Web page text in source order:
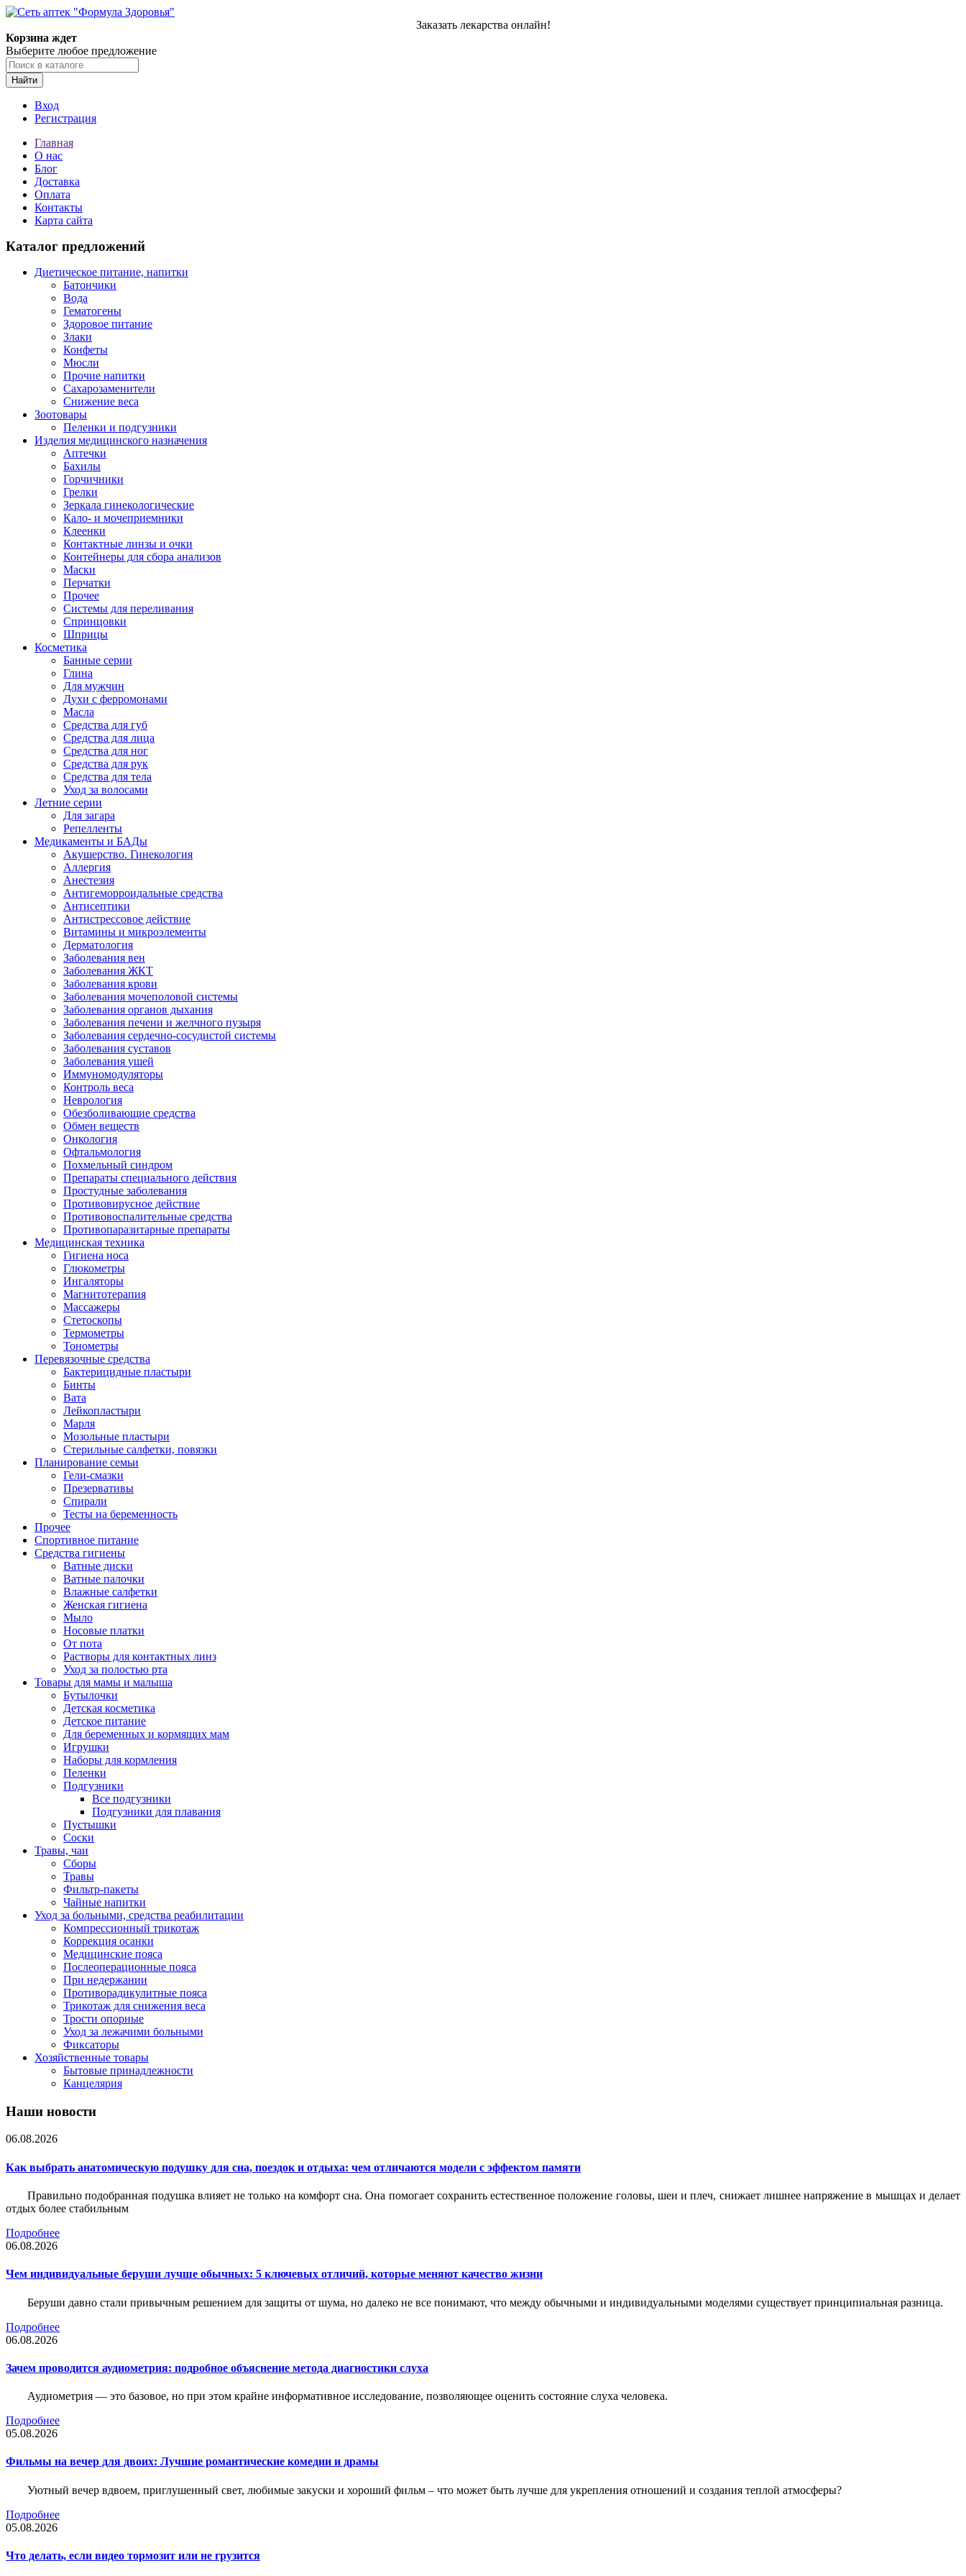
Заказать лекарства онлайн!
Корзина ждет
Выберите любое предложение
Найти
Вход
Регистрация
Главная
О нас
Блог
Доставка
Оплата
Контакты
Карта сайта
Каталог предложений
Диетическое питание, напитки
Батончики
Вода
Гематогены
Здоровое питание
Злаки
Конфеты
Мюсли
Прочие напитки
Сахарозаменители
Снижение веса
Зоотовары
Пеленки и подгузники
Изделия медицинского назначения
Аптечки
Бахилы
Горчичники
Грелки
Зеркала гинекологические
Кало- и мочеприемники
Клеенки
Контактные линзы и очки
Контейнеры для сбора анализов
Маски
Перчатки
Прочее
Системы для переливания
Спринцовки
Шприцы
Косметика
Банные серии
Глина
Для мужчин
Духи с ферромонами
Масла
Средства для губ
Средства для лица
Средства для ног
Средства для рук
Средства для тела
Уход за волосами
Летние серии
Для загара
Репелленты
Медикаменты и БАДы
Акушерство. Гинекология
Аллергия
Анестезия
Антигеморроидальные средства
Антисептики
Антистрессовое действие
Витамины и микроэлементы
Дерматология
Заболевания вен
Заболевания ЖКТ
Заболевания крови
Заболевания мочеполовой системы
Заболевания органов дыхания
Заболевания печени и желчного пузыря
Заболевания сердечно-сосудистой системы
Заболевания суставов
Заболевания ушей
Иммуномодуляторы
Контроль веса
Неврология
Обезболивающие средства
Обмен веществ
Онкология
Офтальмология
Похмельный синдром
Препараты специального действия
Простудные заболевания
Противовирусное действие
Противовоспалительные средства
Противопаразитарные препараты
Медицинская техника
Гигиена носа
Глюкометры
Ингаляторы
Магнитотерапия
Массажеры
Стетоскопы
Термометры
Тонометры
Перевязочные средства
Бактерицидные пластыри
Бинты
Вата
Лейкопластыри
Марля
Мозольные пластыри
Стерильные салфетки, повязки
Планирование семьи
Гели-смазки
Презервативы
Спирали
Тесты на беременность
Прочее
Спортивное питание
Средства гигиены
Ватные диски
Ватные палочки
Влажные салфетки
Женская гигиена
Мыло
Носовые платки
От пота
Растворы для контактных линз
Уход за полостью рта
Товары для мамы и малыша
Бутылочки
Детская косметика
Детское питание
Для беременных и кормящих мам
Игрушки
Наборы для кормления
Пеленки
Подгузники
Все подгузники
Подгузники для плавания
Пустышки
Соски
Травы, чаи
Сборы
Травы
Фильтр-пакеты
Чайные напитки
Уход за больными, средства реабилитации
Компрессионный трикотаж
Коррекция осанки
Медицинские пояса
Послеоперационные пояса
При недержании
Противорадикулитные пояса
Трикотаж для снижения веса
Трости опорные
Уход за лежачими больными
Фиксаторы
Хозяйственные товары
Бытовые принадлежности
Канцелярия
Наши новости
06.08.2026
Как выбрать анатомическую подушку для сна, поездок и отдыха: чем отличаются модели с эффектом памяти
Правильно подобранная подушка влияет не только на комфорт сна. Она помогает сохранить естественное положение головы, шеи и плеч, снижает лишнее напряжение в мышцах и делает
отдых более стабильным
Подробнее
06.08.2026
Чем индивидуальные беруши лучше обычных: 5 ключевых отличий, которые меняют качество жизни
Беруши давно стали привычным решением для защиты от шума, но далеко не все понимают, что между обычными и индивидуальными моделями существует принципиальная разница.
Подробнее
06.08.2026
Зачем проводится аудиометрия: подробное объяснение метода диагностики слуха
Аудиометрия — это базовое, но при этом крайне информативное исследование, позволяющее оценить состояние слуха человека.
Подробнее
05.08.2026
Фильмы на вечер для двоих: Лучшие романтические комедии и драмы
Уютный вечер вдвоем, приглушенный свет, любимые закуски и хороший фильм – что может быть лучше для укрепления отношений и создания теплой атмосферы?
Подробнее
05.08.2026
Что делать, если видео тормозит или не грузится